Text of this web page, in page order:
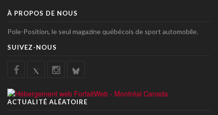
À PROPOS DE NOUS
Pole-Position, le seul magazine québécois de sport automobile.
SUIVEZ-NOUS
ACTUALITÉ ALÉATOIRE